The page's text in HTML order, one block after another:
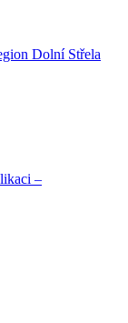
Dolní Střela
–